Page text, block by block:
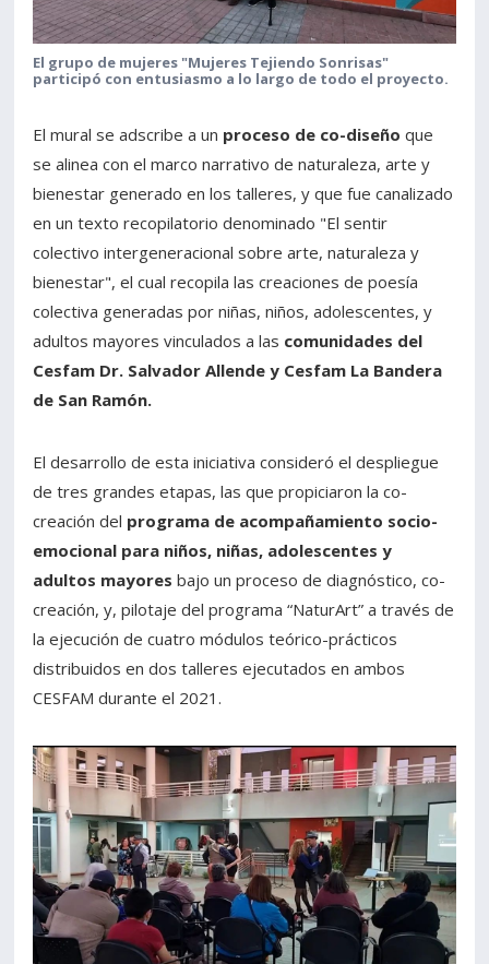
El grupo de mujeres "Mujeres Tejiendo Sonrisas"
participó con entusiasmo a lo largo de todo el proyecto.
El mural se adscribe a un proceso de co-diseñoque
se alinea con el marco narrativo de naturaleza, arte y
bienestar generado en los talleres, y que fue canalizado
en un texto recopilatorio denominado "El sentir
colectivo intergeneracional sobre arte, naturaleza y
bienestar", el cual recopila las creaciones de poesía
colectiva generadas por niñas, niños, adolescentes, y
adultos mayores vinculados a las comunidades del
Cesfam Dr. Salvador Allende y Cesfam La Bandera
de San Ramón.
El desarrollo de esta iniciativa consideró el despliegue
de tres grandes etapas, las que propiciaron la co-
creación del programa de acompañamiento socio-
emocional para niños, niñas, adolescentes y
adultos mayoresbajo un proceso de diagnóstico, co-
creación, y, pilotaje del programa “NaturArt” a través de
la ejecución de cuatro módulos teórico-prácticos
distribuidos en dos talleres ejecutados en ambos
CESFAM durante el 2021.